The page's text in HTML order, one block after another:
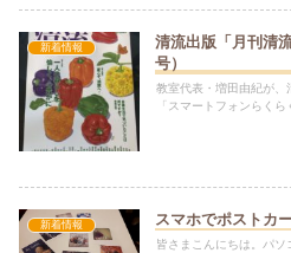
新着情報
清流出版「月刊清
号）
教室代表・増田由紀が、
「スマートフォンらくら
新着情報 スマホでポストカ
皆さまこんにちは。パ